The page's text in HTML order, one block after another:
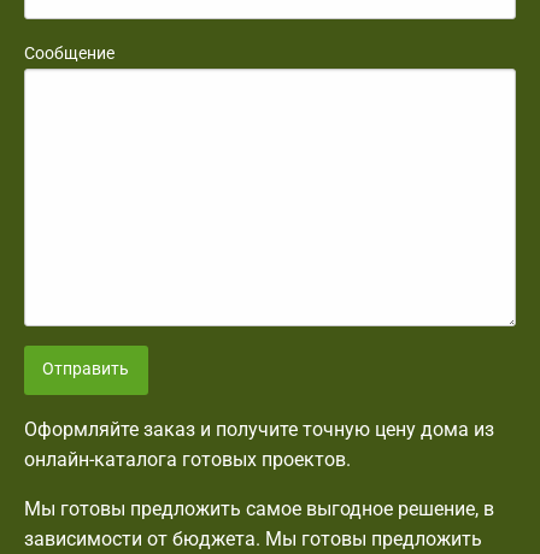
Сообщение
Отправить
Оформляйте заказ и получите точную цену дома из
онлайн-каталога готовых проектов.
Мы готовы предложить самое выгодное решение, в
зависимости от бюджета. Мы готовы предложить